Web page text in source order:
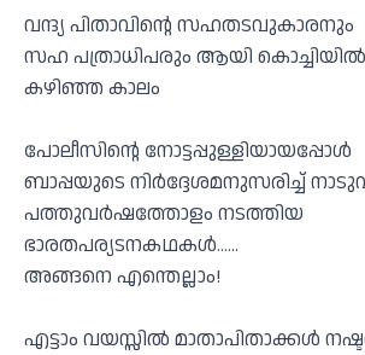
വന്ദ്യ പിതാവിൻ്റെ സഹതടവുകാരനും
സഹ പത്രാധിപരും ആയി
കഴിഞ്ഞ കാലം
പോലീസിൻ്റെ നോട്ടപ്പുള്ളിയായപ്പോൾ
ബാപ്പയുടെ നിർദ്ദേശമനുസരിച്ച്
പത്തുവർഷത്തോളം നടത്തിയ
ഭാരതപര്യടനകഥകൾ……
അങ്ങനെ എന്തെല്ലാം!
എട്ടാം വയസ്സിൽ മാതാപിതാക്കൾ